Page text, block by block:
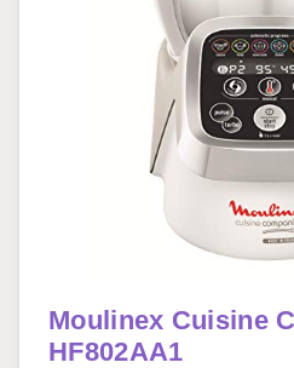
Moulinex Cuisine
HF802AA1